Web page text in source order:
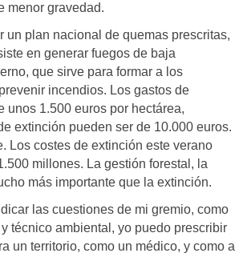
menor gravedad.
un plan nacional de quemas prescritas,
en generar fuegos de baja
que sirve para formar a los
incendios. Los gastos de
unos 1.500 euros por hectárea,
extinción pueden ser de 10.000 euros.
Los costes de extinción este verano
millones. La gestión forestal, la
más importante que la extinción.
las cuestiones de mi gremio, como
técnico ambiental, yo puedo prescribir
un territorio, como un médico, y como a